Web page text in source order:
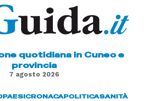
quotidiana in Cuneo e
provincia
7 agosto 2026
PAESICRONACAPOLITICASANITÀ